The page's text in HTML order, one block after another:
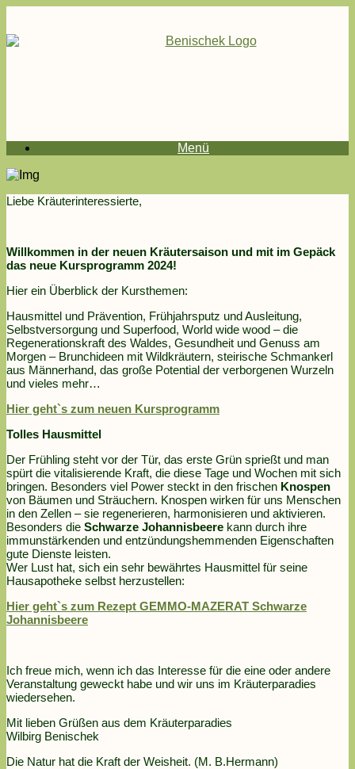
Menü
Liebe Kräuterinteressierte,
Willkommen in der neuen Kräutersaison und mit im Gepäck
das neue Kursprogramm 2024!
Hier ein Überblick der Kursthemen:
Hausmittel und Prävention, Frühjahrsputz und Ausleitung,
Selbstversorgung und Superfood, World wide wood – die
Regenerationskraft des Waldes, Gesundheit und Genuss am
Morgen – Brunchideen mit Wildkräutern, steirische Schmankerl
aus Männerhand, das große Potential der verborgenen Wurzeln
und vieles mehr…
Hier geht`s zum neuen Kursprogramm
Tolles Hausmittel
Der Frühling steht vor der Tür, das erste Grün sprießt und man
spürt die vitalisierende Kraft, die diese Tage und Wochen mit sich
bringen. Besonders viel Power steckt in den frischen Knospen
von Bäumen und Sträuchern. Knospen wirken für uns Menschen
in den Zellen – sie regenerieren, harmonisieren und aktivieren.
Besonders die Schwarze Johannisbeere kann durch ihre
immunstärkenden und entzündungshemmenden Eigenschaften
gute Dienste leisten.
Wer Lust hat, sich ein sehr bewährtes Hausmittel für seine
Hausapotheke selbst herzustellen:
Hier geht`s zum Rezept GEMMO-MAZERAT Schwarze
Johannisbeere
Ich freue mich, wenn ich das Interesse für die eine oder andere
Veranstaltung geweckt habe und wir uns im Kräuterparadies
wiedersehen.
Mit lieben Grüßen aus dem Kräuterparadies
Wilbirg Benischek
Die Natur hat die Kraft der Weisheit. (M. B.Hermann)